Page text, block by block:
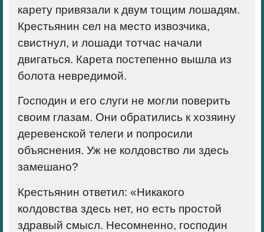
карету привязали к двум тощим лошадям.
Крестьянин сел на место извозчика,
свистнул, и лошади тотчас начали
двигаться. Карета постепенно вышла из
болота невредимой.
Господин и его слуги не могли поверить
своим глазам. Они обратились к хозяину
деревенской телеги и попросили
объяснения. Уж не колдовство ли здесь
замешано?
Крестьянин ответил: «Никакого
колдовства здесь нет, но есть простой
здравый смысл. Несомненно, господин